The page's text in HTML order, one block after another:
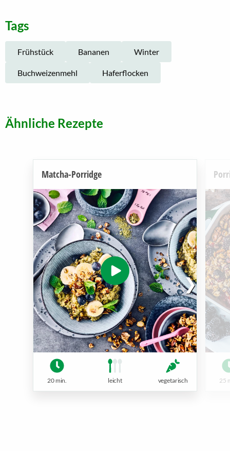
Tags
Frühstück Bananen Winter
Buchweizenmehl Haferflocken
Ähnliche Rezepte
Matcha-Porridge
20 min. leicht vegetarisch 25